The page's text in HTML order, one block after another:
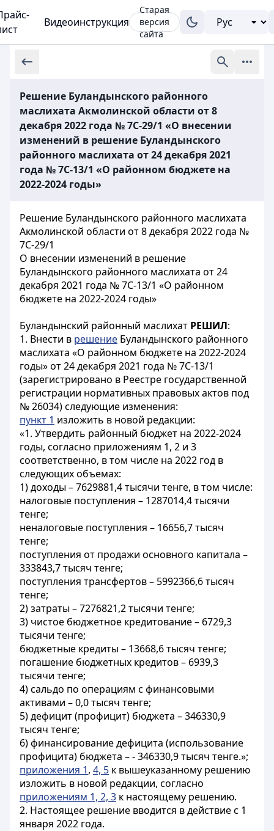
Видеоинструкция
Старая
версия
сайта
Решение Буландынского районного
маслихата Акмолинской области от 8
декабря 2022 года № 7С-29/1 «О внесении
изменений в решение Буландынского
районного маслихата от 24 декабря 2021
года № 7С-13/1 «О районном бюджете на
2022-2024 годы»
Решение Буландынского районного маслихата
Акмолинской области от 8 декабря 2022 года №
7С-29/1
О внесении изменений в решение
Буландынского районного маслихата от 24
декабря 2021 года № 7С-13/1 «О районном
бюджете на 2022-2024 годы»
Буландынский районный маслихат РЕШИЛ:
1. Внести в решение Буландынского районного
маслихата «О районном бюджете на 2022-2024
годы» от 24 декабря 2021 года № 7С-13/1
(зарегистрировано в Реестре государственной
регистрации нормативных правовых актов под
№ 26034) следующие изменения:
пункт 1 изложить в новой редакции:
«1. Утвердить районный бюджет на 2022-2024
годы, согласно приложениям 1, 2 и 3
соответственно, в том числе на 2022 год в
следующих объемах:
1) доходы – 7629881,4 тысячи тенге, в том числе:
налоговые поступления – 1287014,4 тысячи
тенге;
неналоговые поступления – 16656,7 тысяч
тенге;
поступления от продажи основного капитала –
333843,7 тысяч тенге;
поступления трансфертов – 5992366,6 тысяч
тенге;
2) затраты – 7276821,2 тысячи тенге;
3) чистое бюджетное кредитование – 6729,3
тысячи тенге;
бюджетные кредиты – 13668,6 тысяч тенге;
погашение бюджетных кредитов – 6939,3
тысячи тенге;
4) сальдо по операциям с финансовыми
активами – 0,0 тысяч тенге;
5) дефицит (профицит) бюджета – 346330,9
тысяч тенге;
6) финансирование дефицита (использование
профицита) бюджета – - 346330,9 тысяч тенге.»;
приложения 1, 4, 5 к вышеуказанному решению
изложить в новой редакции, согласно
приложениям 1, 2, 3 к настоящему решению.
2. Настоящее решение вводится в действие с 1
января 2022 года.